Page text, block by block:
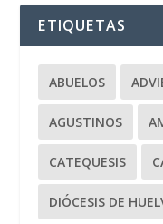
ETIQUETAS
ABUELOS
AGUSTINOS
CATEQUESIS
DIÓCESIS DE